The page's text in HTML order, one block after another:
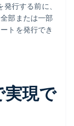
行する前に、
部または一部
トを発行でき
実現で